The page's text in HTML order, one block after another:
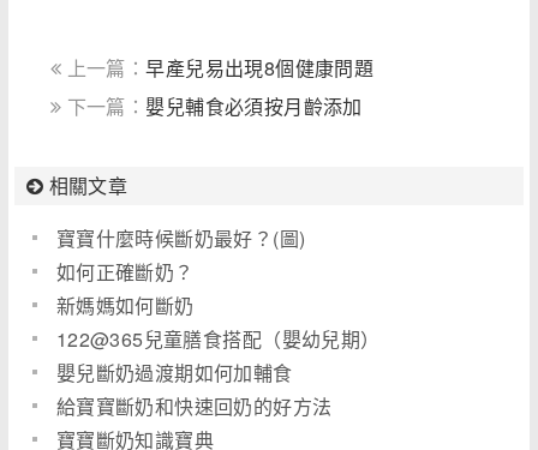
上一篇：早產兒易出現8個健康問題
下一篇： 嬰兒輔食必須按月齡添加
相關文章
寶寶什麼時候斷奶最好？(圖)
如何正確斷奶？
新媽媽如何斷奶
122@365兒童膳食搭配（嬰幼兒期）
嬰兒斷奶過渡期如何加輔食
給寶寶斷奶和快速回奶的好方法
寶寶斷奶知識寶典